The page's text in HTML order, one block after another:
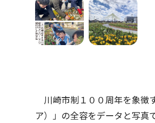
川崎市制１００周年を象徴
ア）」の全容をデータと写真